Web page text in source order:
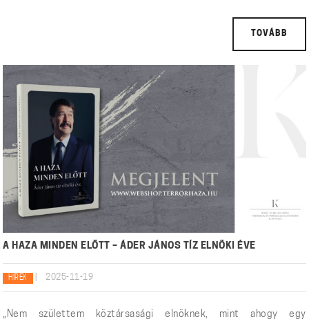
TOVÁBB
A HAZA MINDEN ELŐTT – ÁDER JÁNOS TÍZ ELNÖKI ÉVE
HÍREK 2025-11-19
„Nem születtem köztársasági elnöknek, mint ahogy egy